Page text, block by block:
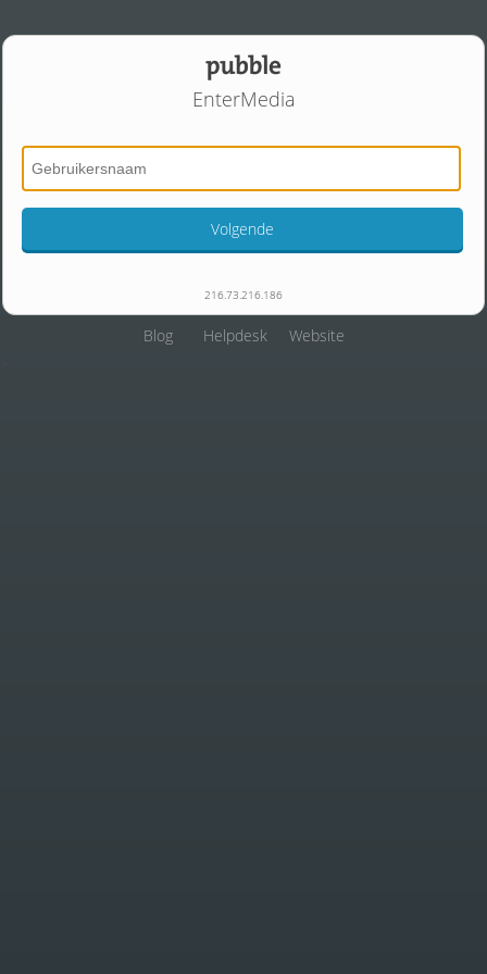
EnterMedia
Volgende
216.73.216.186
Blog Helpdesk
Website